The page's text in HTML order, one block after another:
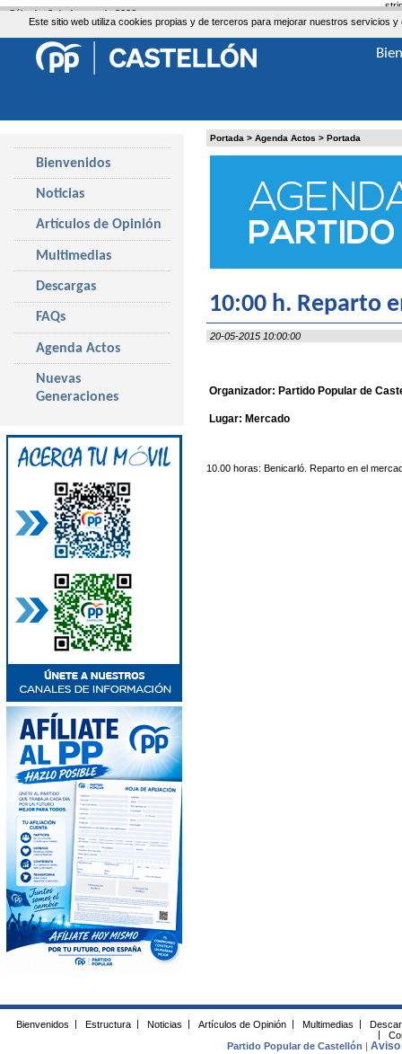
Este sitio web utiliza cookies propias y de terceros para mejorar nuestros servicios
Portada > Agenda Actos > Portada
10:00 h. Reparto
20-05-2015 10:00:00
Organizador: Partido Popular de
Lugar: Mercado
10.00 horas: Benicarló. Reparto en el
Bienvenidos
Noticias
Artículos de Opinión
Multimedias
Descargas
FAQs
Agenda Actos
Nuevas
Generaciones
Sábado, 8 de Agosto de 2026
Bienvenidos | Estructura | Noticias | Artículos de Opinión | Multimedias |
|
Partido Popular de Castellón |Aviso